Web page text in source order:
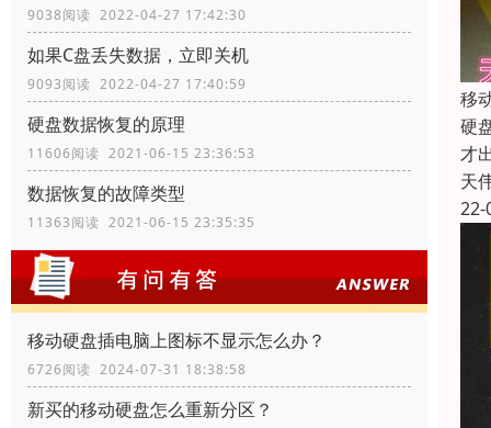
9038阅读 2022-04-27 17:42:30
如果C盘丢失数据，立即关机
9093阅读 2022-04-27 17:40:59
硬盘数据恢复的原理
11606阅读 2021-06-15 23:36:53
数据恢复的故障类型
11363阅读 2021-06-15 23:35:35
移动硬盘插电脑上图标不显示怎么办？
6726阅读 2024-07-31 18:38:58
新买的移动硬盘怎么重新分区？
移
硬
才
天
22-